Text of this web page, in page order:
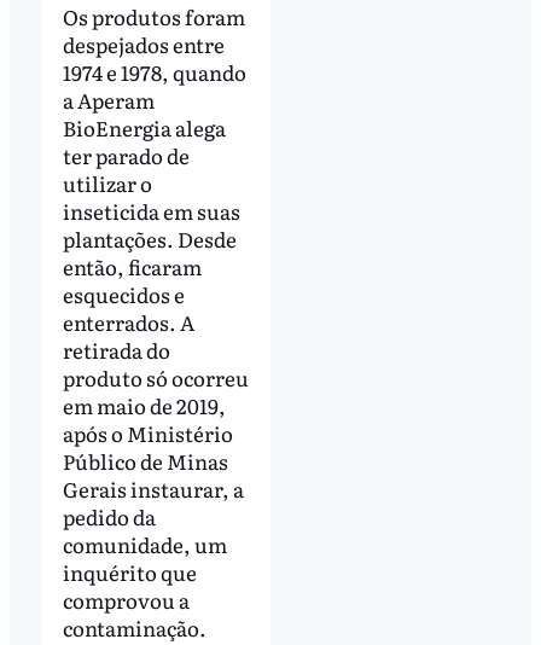
Os produtos foram
despejados entre
1974 e 1978, quando
a Aperam
BioEnergia alega
ter parado de
utilizar o
inseticida em suas
plantações. Desde
então, ficaram
esquecidos e
enterrados. A
retirada do
produto só ocorreu
em maio de 2019,
após o Ministério
Público de Minas
Gerais instaurar, a
pedido da
comunidade, um
inquérito que
comprovou a
contaminação.